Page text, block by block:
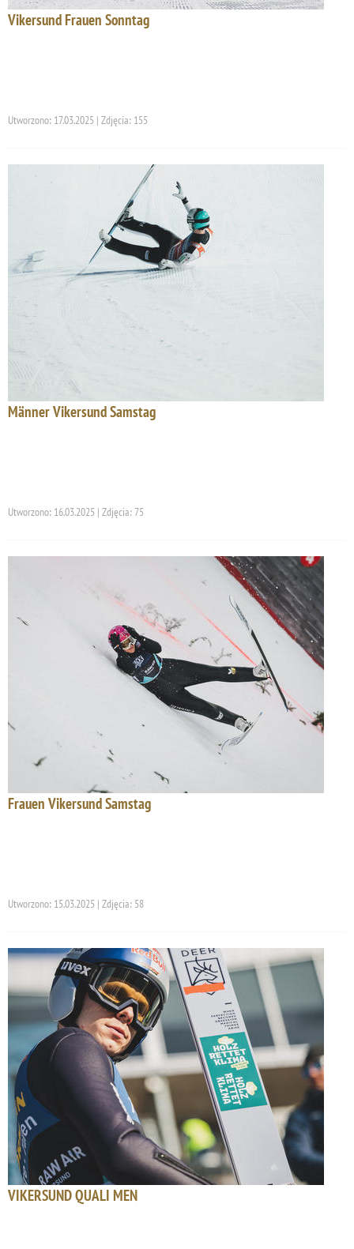
Vikersund Frauen Sonntag
Utworzono: 17.03.2025 | Zdjęcia: 155
Männer Vikersund Samstag
Utworzono: 16.03.2025 | Zdjęcia: 75
Frauen Vikersund Samstag
Utworzono: 15.03.2025 | Zdjęcia: 58
VIKERSUND QUALI MEN